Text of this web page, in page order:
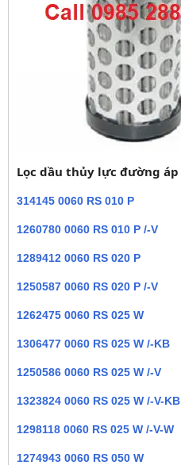
Lọc dầu thủy lực đường áp
314145 0060 RS 010 P
1260780 0060 RS 010 P /-V
1289412 0060 RS 020 P
1250587 0060 RS 020 P /-V
1262475 0060 RS 025 W
1306477 0060 RS 025 W /-KB
1250586 0060 RS 025 W /-V
1323824 0060 RS 025 W /-V-KB
1298118 0060 RS 025 W /-V-W
1274943 0060 RS 050 W